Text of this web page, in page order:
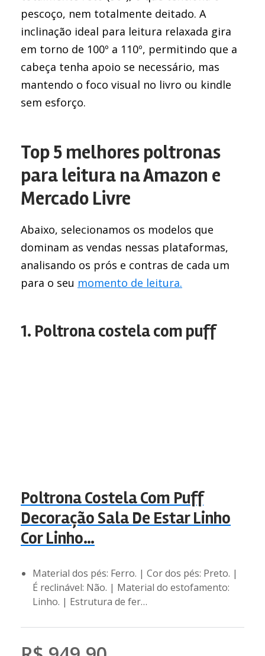
pescoço, nem totalmente deitado. A
inclinação ideal para leitura relaxada gira
em torno de 100º a 110º, permitindo que a
cabeça tenha apoio se necessário, mas
mantendo o foco visual no livro ou kindle
sem esforço.
Top 5 melhores poltronas
para leitura na Amazon e
Mercado Livre
Abaixo, selecionamos os modelos que
dominam as vendas nessas plataformas,
analisando os prós e contras de cada um
para o seu momento de leitura.
1. Poltrona costela com puff
Poltrona Costela Com Puff
Decoração Sala De Estar Linho
Cor Linho…
Material dos pés: Ferro. | Cor dos pés: Preto. |
É reclinável: Não. | Material do estofamento:
Linho. | Estrutura de fer…